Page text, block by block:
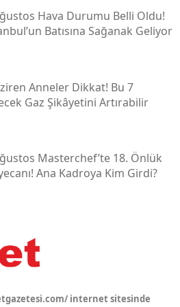
Hava Durumu Belli Oldu!
Batısına Sağanak Geliyor
Anneler Dikkat! Bu 7
Gaz Şikâyetini Artırabilir
Masterchef’te 18. Önlük
Ana Kadroya Kim Girdi?
internet sitesinde